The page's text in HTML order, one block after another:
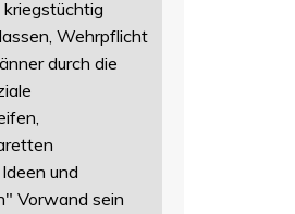
Wehrpflicht
durch die
und
Vorwand sein